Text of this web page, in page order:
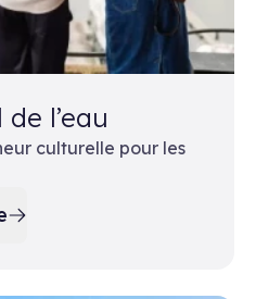
l’eau
culturelle pour les